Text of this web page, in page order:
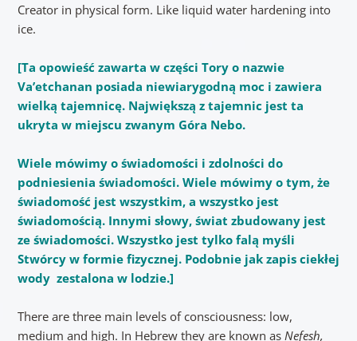
Creator in physical form. Like liquid water hardening into
ice.
[Ta opowieść zawarta w części Tory o nazwie
Va’etchanan posiada niewiarygodną moc i zawiera
wielką tajemnicę. Największą z tajemnic jest ta
ukryta w miejscu zwanym Góra Nebo.
Wiele mówimy o świadomości i zdolności do
podniesienia świadomości. Wiele mówimy o tym, że
świadomość jest wszystkim, a wszystko jest
świadomością.Innymi słowy, świat zbudowany jest
ze świadomości. Wszystko jest tylko falą myśli
Stwórcy w formie fizycznej.Podobnie jak zapis ciekłej
wody zestalona w lodzie.]
There are three main levels of consciousness: low,
medium and high. In Hebrew they are known as Nefesh,